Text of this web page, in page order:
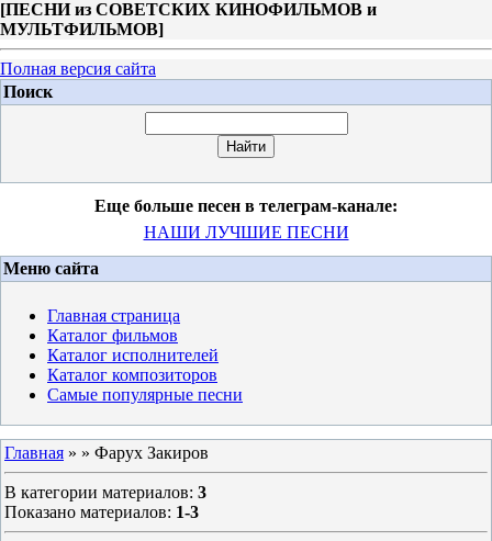
[ПЕСНИ из СОВЕТСКИХ КИНОФИЛЬМОВ и
МУЛЬТФИЛЬМОВ]
Полная версия сайта
Поиск
Еще больше песен в телеграм-канале:
НАШИ ЛУЧШИЕ ПЕСНИ
Меню сайта
Главная страница
Каталог фильмов
Каталог исполнителей
Каталог композиторов
Самые популярные песни
Главная » » Фарух Закиров
В категории материалов: 3
Показано материалов: 1-3